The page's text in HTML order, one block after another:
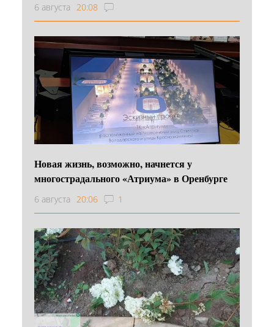
6 августа 20:08
Новая жизнь, возможно, начнется у
многострадального «Атриума» в Оренбурге
6 августа 20:06 1